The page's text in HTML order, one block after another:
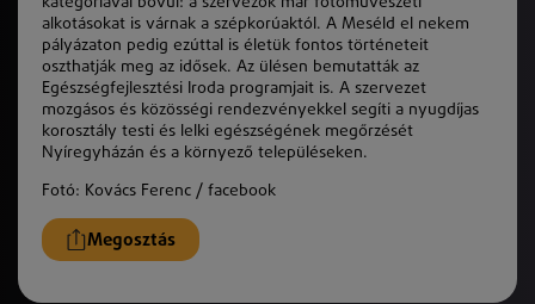
alkotásokat is várnak a szépkorúaktól. A Meséld el nekem
pályázaton pedig ezúttal is életük fontos történeteit
oszthatják meg az idősek. Az ülésen bemutatták az
Egészségfejlesztési Iroda programjait is. A szervezet
mozgásos és közösségi rendezvényekkel segíti a nyugdíjas
korosztály testi és lelki egészségének megőrzését
Nyíregyházán és a környező településeken.
Fotó: Kovács Ferenc / facebook
Megosztás